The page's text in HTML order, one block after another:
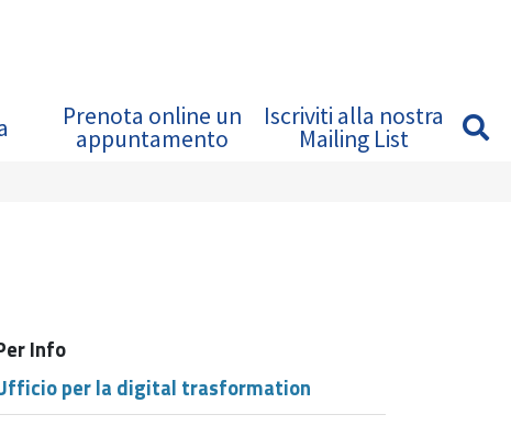
Prenota online un
appuntamento
Iscriviti alla nostra
Mailing List
Info
per la digital trasformation